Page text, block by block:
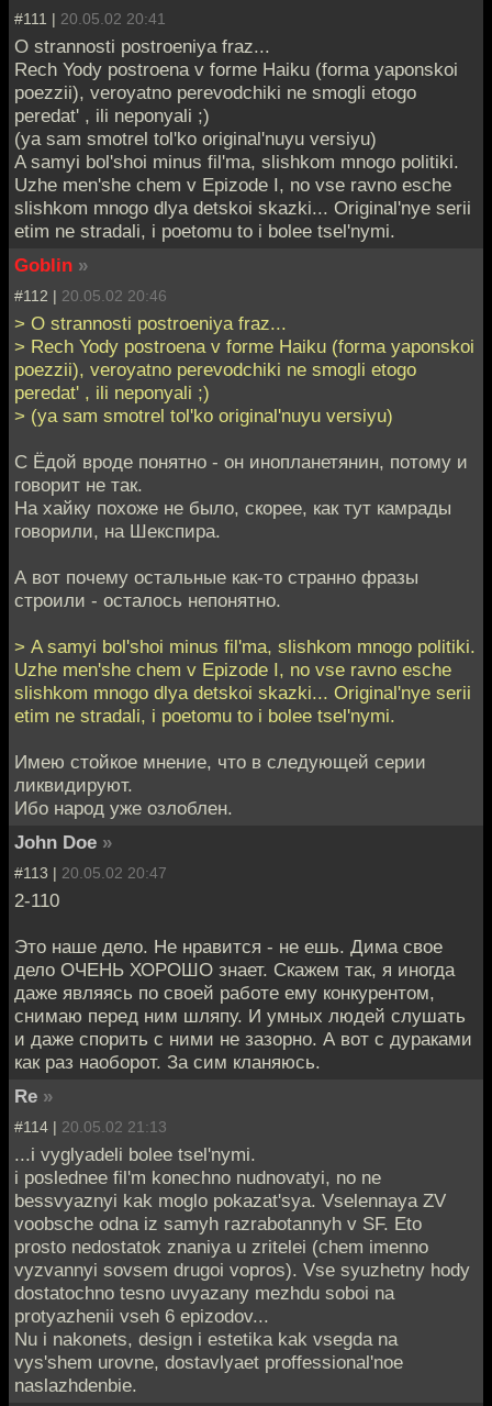
#111 | 20.05.02 20:41
O strannosti postroeniya fraz...
Rech Yody postroena v forme Haiku (forma yaponskoi
poezzii), veroyatno perevodchiki ne smogli etogo
peredat' , ili neponyali ;)
(ya sam smotrel tol'ko original'nuyu versiyu)
A samyi bol'shoi minus fil'ma, slishkom mnogo politiki.
Uzhe men'she chem v Epizode I, no vse ravno esche
slishkom mnogo dlya detskoi skazki... Original'nye serii
etim ne stradali, i poetomu to i bolee tsel'nymi.
Goblin »
#112 | 20.05.02 20:46
> O strannosti postroeniya fraz...
> Rech Yody postroena v forme Haiku (forma yaponskoi
poezzii), veroyatno perevodchiki ne smogli etogo
peredat' , ili neponyali ;)
> (ya sam smotrel tol'ko original'nuyu versiyu)
С Ёдой вроде понятно - он инопланетянин, потому и
говорит не так.
На хайку похоже не было, скорее, как тут камрады
говорили, на Шекспира.
А вот почему остальные как-то странно фразы
строили - осталось непонятно.
> A samyi bol'shoi minus fil'ma, slishkom mnogo politiki.
Uzhe men'she chem v Epizode I, no vse ravno esche
slishkom mnogo dlya detskoi skazki... Original'nye serii
etim ne stradali, i poetomu to i bolee tsel'nymi.
Имею стойкое мнение, что в следующей серии
ликвидируют.
Ибо народ уже озлоблен.
John Doe »
#113 | 20.05.02 20:47
2-110
Это наше дело. Не нравится - не ешь. Дима свое
дело ОЧЕНЬ ХОРОШО знает. Скажем так, я иногда
даже являясь по своей работе ему конкурентом,
снимаю перед ним шляпу. И умных людей слушать
и даже спорить с ними не зазорно. А вот с дураками
как раз наоборот. За сим кланяюсь.
Re »
#114 | 20.05.02 21:13
...i vyglyadeli bolee tsel'nymi.
i poslednee fil'm konechno nudnovatyi, no ne
bessvyaznyi kak moglo pokazat'sya. Vselennaya ZV
voobsche odna iz samyh razrabotannyh v SF. Eto
prosto nedostatok znaniya u zritelei (chem imenno
vyzvannyi sovsem drugoi vopros). Vse syuzhetny hody
dostatochno tesno uvyazany mezhdu soboi na
protyazhenii vseh 6 epizodov...
Nu i nakonets, design i estetika kak vsegda na
vys'shem urovne, dostavlyaet proffessional'noe
naslazhdenbie.